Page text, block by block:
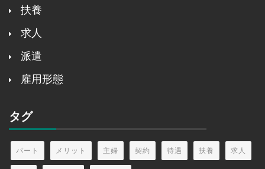
扶養
求人
派遣
雇用形態
タグ
パート メリット 主婦 契約 待遇 扶養 求人